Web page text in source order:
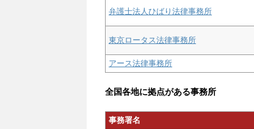
弁護士法人ひばり法律事務所
東京ロータス法律事務所
アース法律事務所
全国各地に拠点がある事務所
事務署名